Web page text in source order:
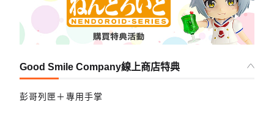
Good Smile Company線上商店特典
彭哥列匣＋專用手掌